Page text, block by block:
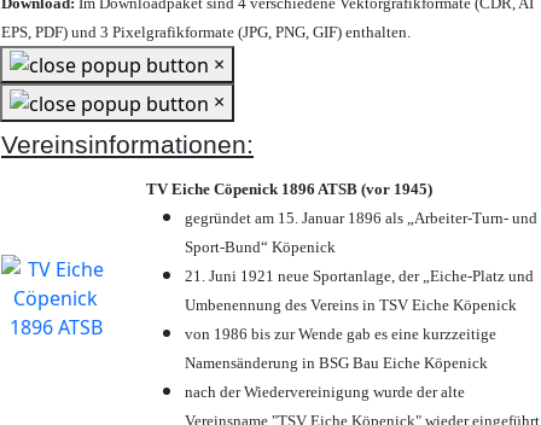
EPS, PDF) und 3 Pixelgrafikformate (JPG, PNG, GIF) enthalten.
×
×
Vereinsinformationen:
TV Eiche Cöpenick 1896 ATSB (vor 1945)
gegründet am 15. Januar 1896 als „Arbeiter-Turn- und
Sport-Bund“ Köpenick
21. Juni 1921 neue Sportanlage, der „Eiche-Platz und
Umbenennung des Vereins in TSV Eiche Köpenick
von 1986 bis zur Wende gab es eine kurzzeitige
Namensänderung in BSG Bau Eiche Köpenick
nach der Wiedervereinigung wurde der alte
Vereinsname "TSV Eiche Köpenick" wieder eingeführt